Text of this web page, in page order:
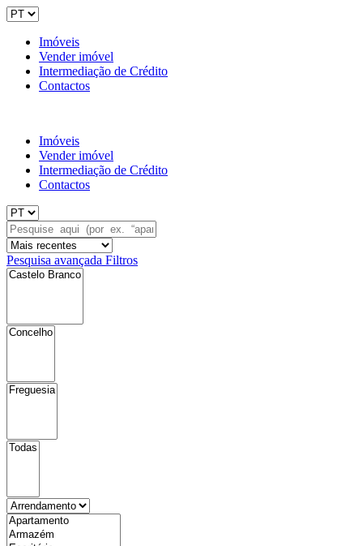
Imóveis
Vender imóvel
Intermediação de Crédito
Contactos
Imóveis
Vender imóvel
Intermediação de Crédito
Contactos
Pesquisa avançada Filtros